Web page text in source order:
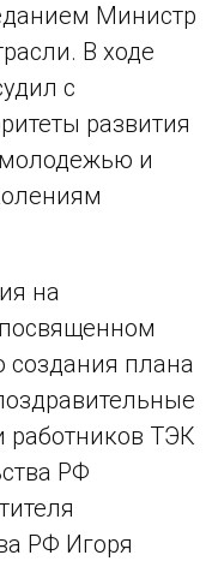
Министр
В ходе
с
развития
и
на
плана
работников ТЭК
РФ
РФ Игоря